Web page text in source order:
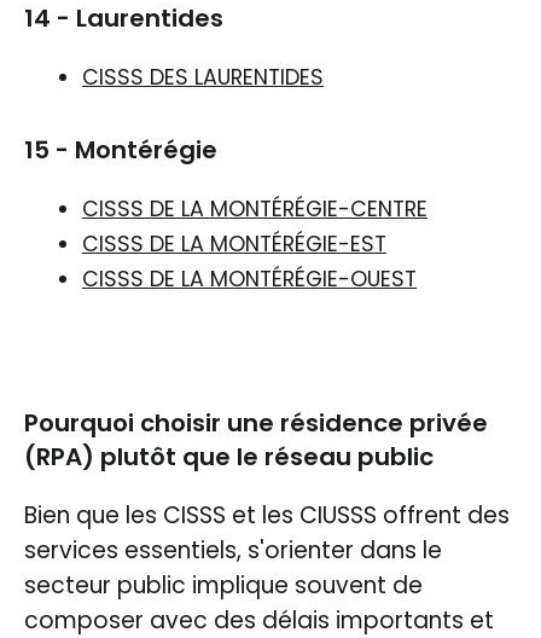
14 - Laurentides
CISSS DES LAURENTIDES
15 - Montérégie
CISSS DE LA MONTÉRÉGIE-CENTRE
CISSS DE LA MONTÉRÉGIE-EST
CISSS DE LA MONTÉRÉGIE-OUEST
Pourquoi choisir une résidence privée
(RPA) plutôt que le réseau public
Bien que les CISSS et les CIUSSS offrent des
services essentiels, s'orienter dans le
secteur public implique souvent de
composer avec des délais importants et